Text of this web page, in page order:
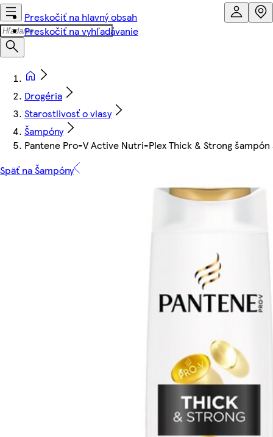
Preskočiť na hlavný obsah
Preskočiť na vyhľadávanie
Drogéria
Starostlivosť o vlasy
Šampóny
Pantene Pro-V Active Nutri-Plex Thick & Strong
Späť na Šampóny